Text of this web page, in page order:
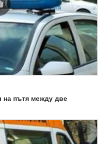
пътя между две